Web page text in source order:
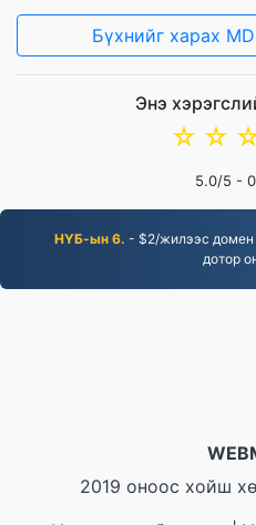
Бүхнийг харах
Энэ
☆
☆
5.0/5 - 0
НҮБ-ын 6. - $2/жилээс домен
дотор
2019 оноос хойш